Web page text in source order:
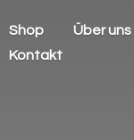
Shop Über uns
Kontakt